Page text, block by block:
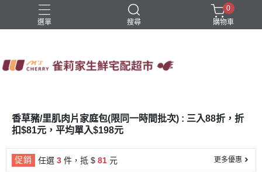
選單 搜尋
0
購物車
香草豬/里肌肉片家庭包(限同一時間批次) : 三入88折，折
扣$81元，平均單入$198元
促銷 任選 3 件，抵 $ 81 元 更多優惠